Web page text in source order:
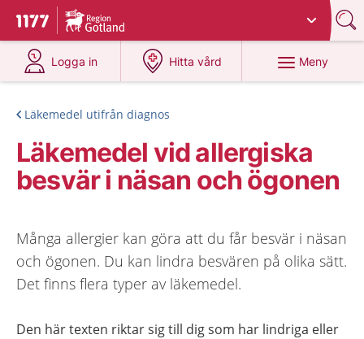
Till startsidan för 1177
Du har valt region
Logga in
på 1177.se
Hitta vård
på 1177.se
Meny
Läkemedel utifrån diagnos
Läkemedel vid allergiska
besvär i näsan och ögonen
Många allergier kan göra att du får besvär i näsan
och ögonen. Du kan lindra besvären på olika sätt.
Det finns flera typer av läkemedel.
Den här texten riktar sig till dig som har lindriga eller